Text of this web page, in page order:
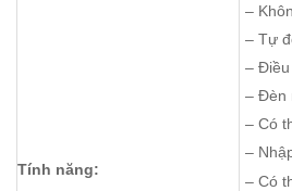
Tính năng:
–
– Tự
– Điều
– Đèn
– Có
–
– Có